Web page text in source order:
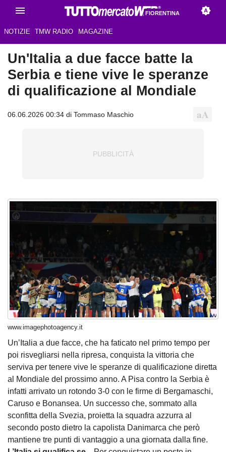
FIORENTINA
NOTIZIE TMW RADIO MAGAZINE
Un'Italia a due facce batte la
Serbia e tiene vive le speranze
di qualificazione al Mondiale
06.06.2026 00:34 di Tommaso Maschio
www.imagephotoagency.it
Un’Italia a due facce, che ha faticato nel primo tempo per
poi risvegliarsi nella ripresa, conquista la vittoria che
serviva per tenere vive le speranze di qualificazione diretta
al Mondiale del prossimo anno. A Pisa contro la Serbia è
infatti arrivato un rotondo 3-0 con le firme di Bergamaschi,
Caruso e Bonansea. Un successo che, sommato alla
sconfitta della Svezia, proietta la squadra azzurra al
secondo posto dietro la capolista Danimarca che però
mantiene tre punti di vantaggio a una giornata dalla fine.